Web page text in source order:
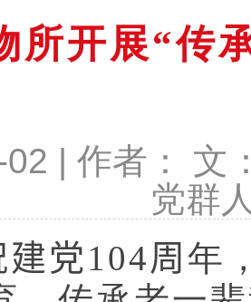
所开展“传
| 作者： 文
党群
建党104周 年